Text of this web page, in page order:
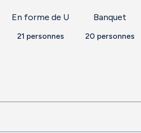
En forme de U
21 personnes
Banquet
20 personnes